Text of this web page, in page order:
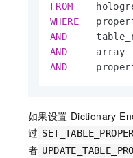
FROM
WHERE
AND
AND
AND
如果设置 Dictionary
过
者